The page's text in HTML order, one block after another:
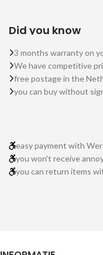
Did you know
3 months warranty on
We have competitive
free postage in the
you can buy without
easy payment with
you won't receive
you can return items